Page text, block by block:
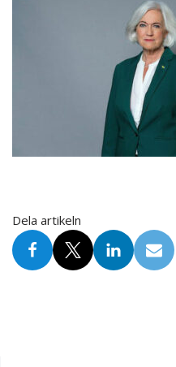
Dela artikeln